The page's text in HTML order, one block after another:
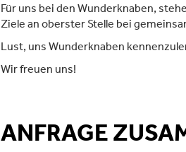
Für uns bei den Wunderknaben,
Ziele an oberster Stelle bei
Lust, uns Wunderknaben
Wir freuen uns!
ANFRAGE